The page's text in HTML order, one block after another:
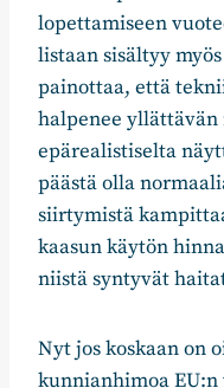
lopettamiseen
listaan sisältyy
painottaa, että
halpenee yllättävän
epärealistiselta
päästä olla
siirtymistä
kaasun käytön
niistä syntyvät
Nyt jos koskaan on
kunnianhimoa EU:n